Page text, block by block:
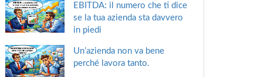
EBITDA: il numero che ti dice
se la tua azienda sta davvero
in piedi
Un’azienda non va bene
perché lavora tanto.